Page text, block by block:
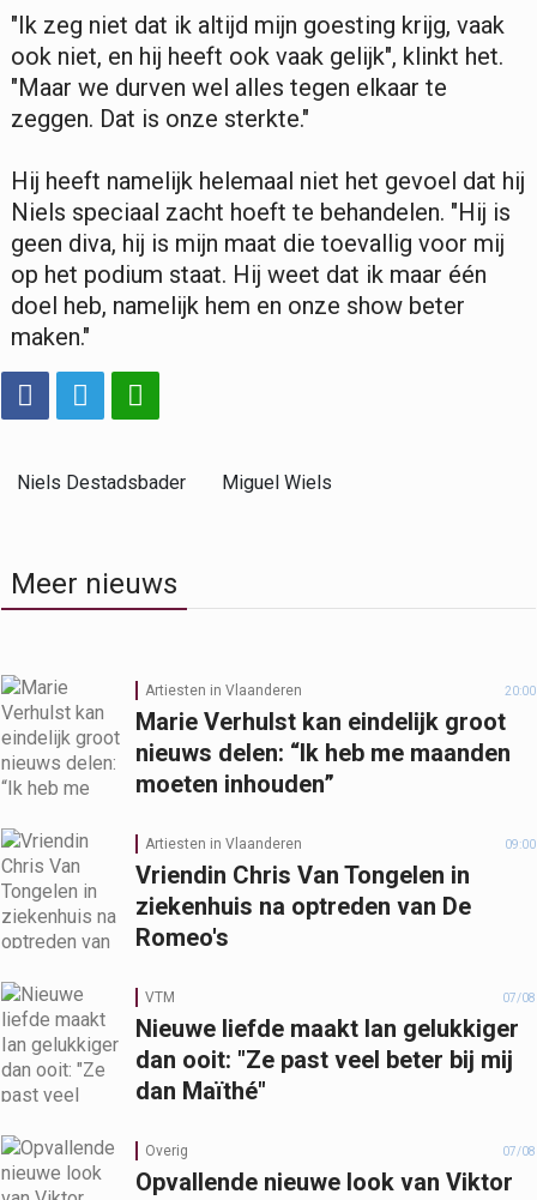
"Ik zeg niet dat ik altijd mijn goesting krijg, vaak
ook niet, en hij heeft ook vaak gelijk", klinkt het.
"Maar we durven wel alles tegen elkaar te
zeggen. Dat is onze sterkte."
Hij heeft namelijk helemaal niet het gevoel dat hij
Niels speciaal zacht hoeft te behandelen. "Hij is
geen diva, hij is mijn maat die toevallig voor mij
op het podium staat. Hij weet dat ik maar één
doel heb, namelijk hem en onze show beter
maken."
Niels Destadsbader Miguel Wiels
Meer nieuws
Artiesten in Vlaanderen 20:00
Marie Verhulst kan eindelijk groot
nieuws delen: “Ik heb me maanden
moeten inhouden”
Artiesten in Vlaanderen 09:00
Vriendin Chris Van Tongelen in
ziekenhuis na optreden van De
Romeo's
VTM 07/08
Nieuwe liefde maakt Ian gelukkiger
dan ooit: "Ze past veel beter bij mij
dan Maïthé"
Overig 07/08
Opvallende nieuwe look van Viktor